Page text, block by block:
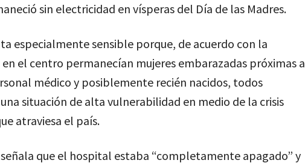
sin electricidad en vísperas del Día de las Madres.
especialmente sensible porque, de acuerdo con la
el centro permanecían mujeres embarazadas próximas a
médico y posiblemente recién nacidos, todos
situación de alta vulnerabilidad en medio de la crisis
atraviesa el país.
que el hospital estaba “completamente apagado” y